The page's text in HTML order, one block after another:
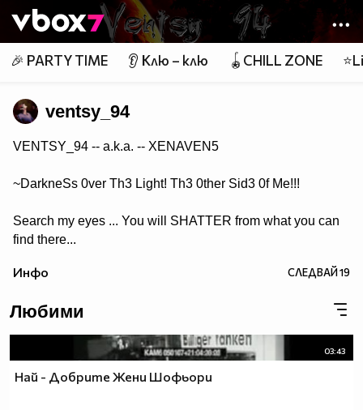
👾
🎉 PARTY TIME 👂 Клю – клю 🪀CHILL ZONE
ventsy_94
VENTSY_94 -- a.k.a. -- XENAVEN5
~DarkneSs 0ver Th3 Light! Th3 0ther Sid3 0f Me!!!
Search my eyes ... You will SHATTER from what you can
find there...
Инфо СЛЕДВАЙ19
Любими
03:43
Най - Добрите Жени Шофьори